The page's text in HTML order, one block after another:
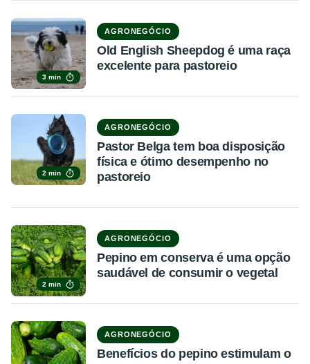
3 min
AGRONEGÓCIO
Old English Sheepdog é uma raça
excelente para pastoreio
2 min
AGRONEGÓCIO
Pastor Belga tem boa disposição
física e ótimo desempenho no
pastoreio
2 min
AGRONEGÓCIO
Pepino em conserva é uma opção
saudável de consumir o vegetal
AGRONEGÓCIO
Benefícios do pepino estimulam o